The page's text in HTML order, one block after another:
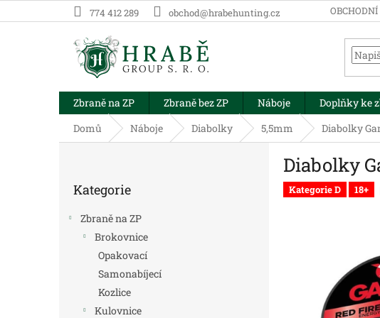
na
774 412 289 obchod@hrabehunting.cz
Zbraně na ZP Zbraně bez ZP Náboje Doplňky ke
Domů
Náboje Diabolky 5,5mm Diabolky
kategorie
Kategorie
Zbraně na ZP
Brokovnice
Opakovací
Samonabíjecí
Kozlice
Kulovnice
Diabolky
Kategorie D 18+